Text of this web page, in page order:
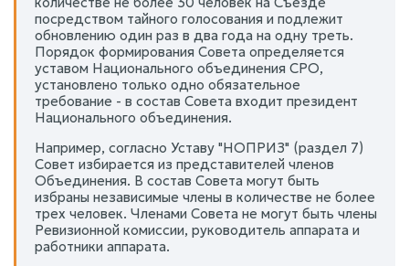
посредством тайного голосования и подлежит
обновлению один раз в два года на одну треть.
Порядок формирования Совета определяется
уставом Национального объединения СРО,
установлено только одно обязательное
требование - в состав Совета входит президент
Национального объединения.
Например, согласно Уставу "НОПРИЗ" (раздел 7)
Совет избирается из представителей членов
Объединения. В состав Совета могут быть
избраны независимые члены в количестве не более
трех человек. Членами Совета не могут быть члены
Ревизионной комиссии, руководитель аппарата и
работники аппарата.